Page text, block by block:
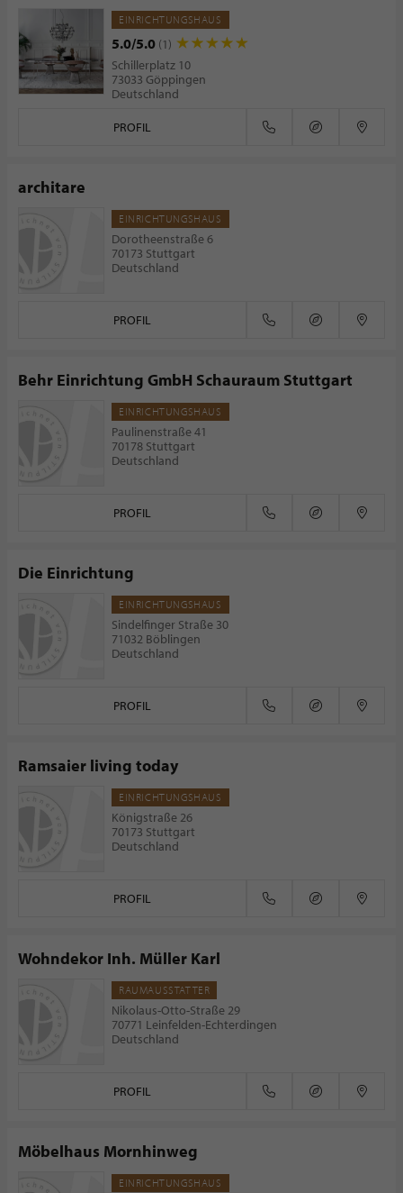
EINRICHTUNGSHAUS
5.0/5.0 (1)
Schillerplatz 10
73033 Göppingen
Deutschland
PROFIL
architare
EINRICHTUNGSHAUS
Dorotheenstraße 6
70173 Stuttgart
Deutschland
PROFIL
Behr Einrichtung GmbH Schauraum Stuttgart
EINRICHTUNGSHAUS
Paulinenstraße 41
70178 Stuttgart
Deutschland
PROFIL
Die Einrichtung
EINRICHTUNGSHAUS
Sindelfinger Straße 30
71032 Böblingen
Deutschland
PROFIL
Ramsaier living today
EINRICHTUNGSHAUS
Königstraße 26
70173 Stuttgart
Deutschland
PROFIL
Wohndekor Inh. Müller Karl
RAUMAUSSTATTER
Nikolaus-Otto-Straße 29
70771 Leinfelden-Echterdingen
Deutschland
PROFIL
Möbelhaus Mornhinweg
EINRICHTUNGSHAUS